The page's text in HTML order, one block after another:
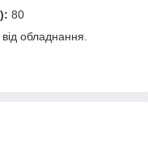
80
обладнання.